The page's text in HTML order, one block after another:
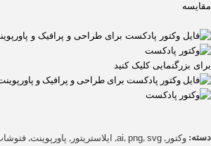
مقایسه
برای بزرگنمایی کلیک کنید
دسته: وکتور ai png svg ایلاستریتور پاورپوینت